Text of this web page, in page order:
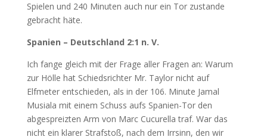
Spielen und 240 Minuten auch nur ein Tor zustande
gebracht häte.
Spanien – Deutschland 2:1 n. V.
Ich fange gleich mit der Frage aller Fragen an: Warum
zur Hölle hat Schiedsrichter Mr. Taylor nicht auf
Elfmeter entschieden, als in der 106. Minute Jamal
Musiala mit einem Schuss aufs Spanien-Tor den
abgespreizten Arm von Marc Cucurella traf. War das
nicht ein klarer Strafstoß, nach dem Irrsinn, den wir